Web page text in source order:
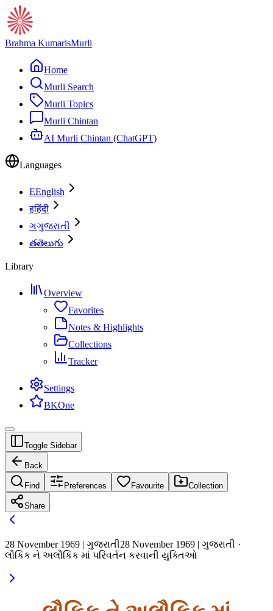
Brahma KumarisMurli
Home
Murli Search
Murli Topics
Murli Chintan
AI Murli Chintan (ChatGPT)
Languages
EEnglish
हहिंदी
ગગુજરાતી
తతెలుగు
Library
Overview
Favorites
Notes & Highlights
Collections
Tracker
Settings
BKOne
Toggle Sidebar
Back
Find Preferences Favourite Collection
Share
28 November 1969 | ગુજરાતી28 November 1969 | ગુજરાતી ·
લૌકિક ને અલૌકિક માં પરિવર્તન કરવાની યુક્તિઓ